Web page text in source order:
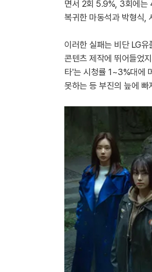
면서 2회 5.9%, 3회에는
복귀한 마동석과 박형식,
이러한 실패는 비단 LG
콘텐츠 제작에 뛰어들었
타'는 시청률 1~3%대에
못하는 등 부진의 늪에 빠